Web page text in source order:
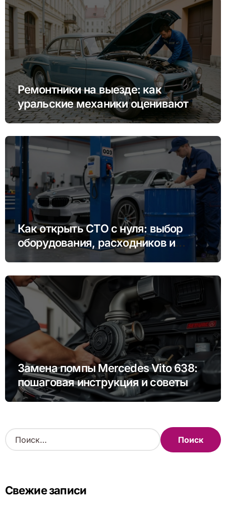
Ремонтники на выезде: как
уральские механики оценивают
немецкое качество в Калининграде
Как открыть СТО с нуля: выбор
оборудования, расходников и
масла для премиум-авто
Замена помпы Mercedes Vito 638:
пошаговая инструкция и советы
Н
а
:Свежие записи